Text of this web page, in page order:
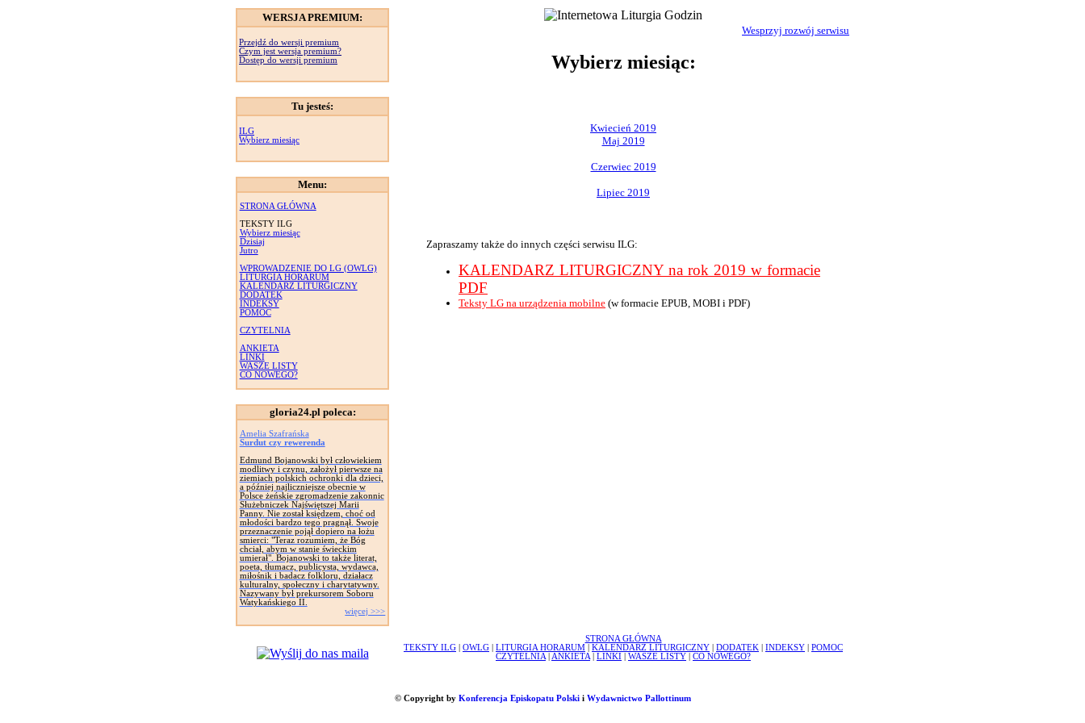
WERSJA PREMIUM:
Przejdź do wersji premium
Czym jest wersja premium?
Dostęp do wersji premium
Tu jesteś:
ILG
Wybierz miesiąc
Menu:
STRONA GŁÓWNA
TEKSTY ILG
Wybierz miesiąc
Dzisiaj
Jutro
WPROWADZENIE DO LG (OWLG)
LITURGIA HORARUM
KALENDARZ LITURGICZNY
DODATEK
INDEKSY
POMOC
CZYTELNIA
ANKIETA
LINKI
WASZE LISTY
CO NOWEGO?
gloria24.pl poleca:
Amelia Szafrańska
Surdut czy rewerenda
Edmund Bojanowski był człowiekiem
modlitwy i czynu, założył pierwsze na
ziemiach polskich ochronki dla dzieci,
a później najliczniejsze obecnie w
Polsce żeńskie zgromadzenie zakonnic
Służebniczek Najświętszej Marii
Panny. Nie został księdzem, choć od
młodości bardzo tego pragnął. Swoje
przeznaczenie pojął dopiero na łożu
smierci: "Teraz rozumiem, że Bóg
chciał, abym w stanie świeckim
umierał". Bojanowski to także literat,
poeta, tłumacz, publicysta, wydawca,
miłośnik i badacz folkloru, działacz
kulturalny, społeczny i charytatywny.
Nazywany był prekursorem Soboru
Watykańskiego II.
więcej >>>
Wesprzyj rozwój serwisu
Wybierz miesiąc:
Kwiecień 2019
Maj 2019
Czerwiec 2019
Lipiec 2019
Zapraszamy także do innych części serwisu ILG:
KALENDARZ LITURGICZNY na rok 2019 w formacie
PDF
Teksty LG na urządzenia mobilne (w formacie EPUB, MOBI i PDF)
STRONA GŁÓWNA
TEKSTY ILG
OWLG LITURGIA HORARUM KALENDARZ LITURGICZNY DODATEK INDEKSY
POMOC
CZYTELNIA
ANKIETA LINKI WASZE LISTY CO NOWEGO?
© Copyright by Konferencja Episkopatu Polskii Wydawnictwo Pallottinum